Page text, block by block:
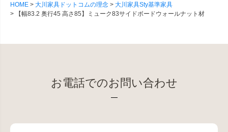
HOME
大川家具ドットコムの理念
大川家具Sty基準家具
【幅83.2 奥行45 高さ85】ミューク83サイドボードウォールナット材
お電話でのお問い合わせ